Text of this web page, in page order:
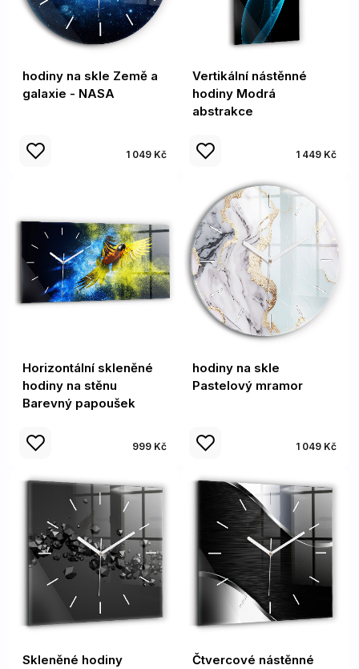
hodiny na skle Země a
galaxie - NASA
1 049 Kč
Vertikální nástěnné
hodiny Modrá
abstrakce
1 449 Kč
Horizontální skleněné
hodiny na stěnu
Barevný papoušek
999 Kč
hodiny na skle
Pastelový mramor
1 049 Kč
Skleněné hodiny
Čtvercové nástěnné